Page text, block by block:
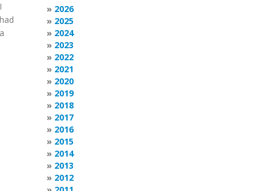
I
had
a
2026
2025
2024
2023
2022
2021
2020
2019
2018
2017
2016
2015
2014
2013
2012